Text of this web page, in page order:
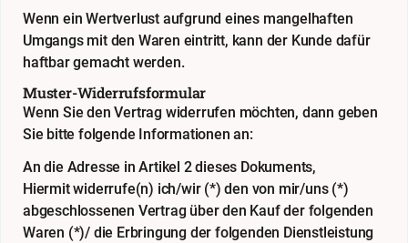
Wenn ein Wertverlust aufgrund eines mangelhaften
Umgangs mit den Waren eintritt, kann der Kunde dafür
haftbar gemacht werden.
Muster-Widerrufsformular
Wenn Sie den Vertrag widerrufen möchten, dann geben
Sie bitte folgende Informationen an:
An die Adresse in Artikel 2 dieses Dokuments,
Hiermit widerrufe(n) ich/wir (*) den von mir/uns (*)
abgeschlossenen Vertrag über den Kauf der folgenden
Waren (*)/ die Erbringung der folgenden Dienstleistung